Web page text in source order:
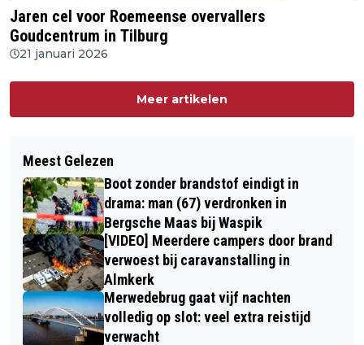
Jaren cel voor Roemeense overvallers
Goudcentrum in Tilburg
21 januari 2026
Meer artikelen
Meest Gelezen
Boot zonder brandstof eindigt in
drama: man (67) verdronken in
Bergsche Maas bij Waspik
[VIDEO] Meerdere campers door brand
verwoest bij caravanstalling in
Almkerk
Merwedebrug gaat vijf nachten
volledig op slot: veel extra reistijd
verwacht